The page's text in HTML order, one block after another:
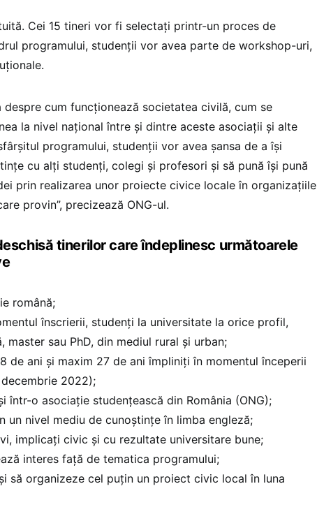
Cei 15 tineri vor fi selectați printr-un proces de
programului, studenții vor avea parte de workshop-uri,
cum funcționează societatea civilă, cum se
la nivel național între și dintre aceste asociații și alte
programului, studenții vor avea șansa de a își
cu alți studenți, colegi și profesori și să pună își pună
prin realizarea unor proiecte civice locale în organizațiile
provin”, precizează ONG-ul.
tinerilor care îndeplinesc următoarele
română;
înscrierii, studenți la universitate la orice profil,
master sau PhD, din mediul rural și urban;
de ani și maxim 27 de ani împliniți în momentul începerii
2022);
într-o asociație studențească din România (ONG);
un nivel mediu de cunoștințe în limba engleză;
implicați civic și cu rezultate universitare bune;
interes față de tematica programului;
să organizeze cel puțin un proiect civic local în luna